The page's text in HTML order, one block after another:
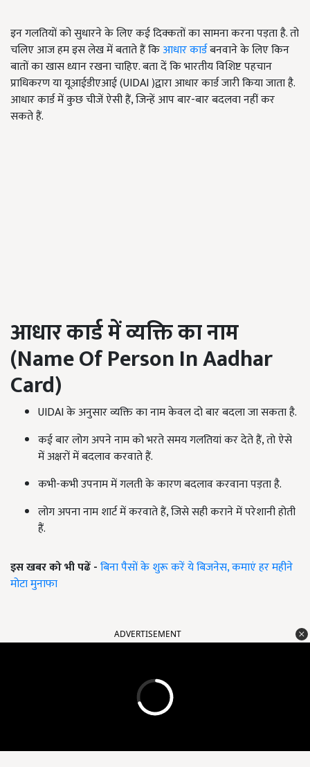
इन गलतियों को सुधारने के लिए कई दिक्कतों का सामना करना पड़ता है. तो
चलिए आज हम इस लेख में बताते हैं किआधार कार्डबनवाने के लिए किन
बातों का खास ध्यान रखना चाहिए. बता दें कि भारतीय विशिष्ट पहचान
प्राधिकरण या यूआईडीएआई (UIDAI )द्वारा आधार कार्ड जारी किया जाता है.
आधार कार्ड में कुछ चीजें ऐसी हैं, जिन्हें आप बार-बार बदलवा नहीं कर
सकते हैं.
आधार कार्ड में व्यक्ति का नाम
(Name Of Person In Aadhar
Card)
UIDAI के अनुसार व्यक्ति का नाम केवल दो बार बदला जा सकता है.
कई बार लोग अपने नाम को भरते समय गलतियां कर देते हैं, तो ऐसे
में अक्षरों में बदलाव करवाते हैं.
कभी-कभी उपनाम में गलती के कारण बदलाव करवाना पड़ता है.
लोग अपना नाम शार्ट में करवाते हैं, जिसे सही कराने में परेशानी होती
हैं.
इस खबर को भी पढें -बिना पैसों के शुरू करें ये बिजनेस, कमाएं हर महीने
मोटा मुनाफा
ADVERTISEMENT